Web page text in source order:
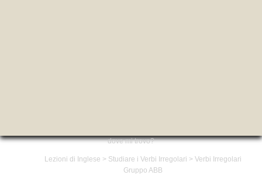
dove mi trovo?
Lezioni di Inglese > Studiare i Verbi Irregolari > Verbi Irregolari
Gruppo ABB